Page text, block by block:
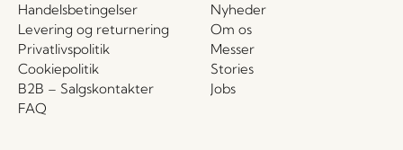
Handelsbetingelser
Levering og returnering
Privatlivspolitik
Cookiepolitik
B2B – Salgskontakter
FAQ
Nyheder
Om os
Messer
Stories
Jobs